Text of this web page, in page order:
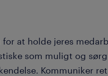
for at holde jeres
som muligt og
Kommuniker